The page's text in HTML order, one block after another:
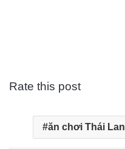
Rate this post
ăn chơi Thái Lan